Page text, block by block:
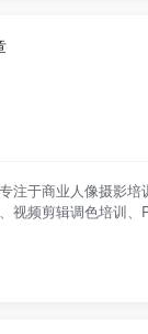
注于商业人像摄影培
视频剪辑调色培训、